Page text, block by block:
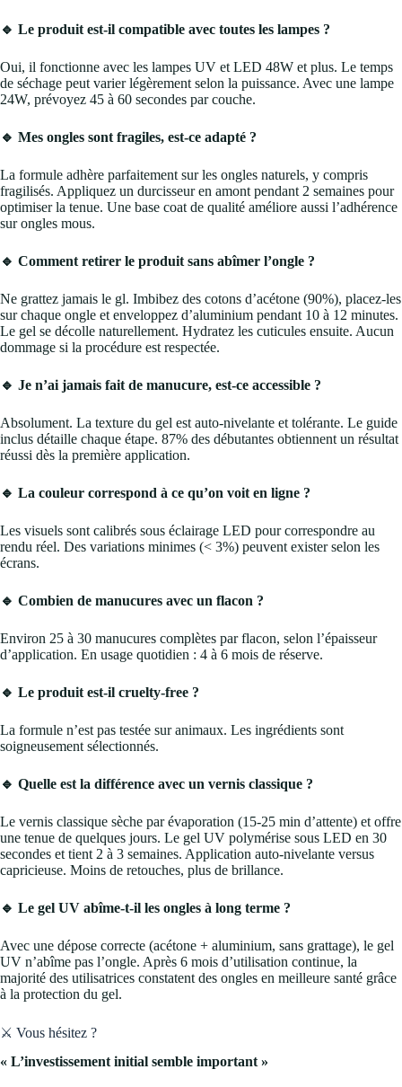
🔹 Le produit est-il compatible avec toutes les lampes ?
Oui, il fonctionne avec les lampes UV et LED 48W et plus. Le temps
de séchage peut varier légèrement selon la puissance. Avec une lampe
24W, prévoyez 45 à 60 secondes par couche.
🔹 Mes ongles sont fragiles, est-ce adapté ?
La formule adhère parfaitement sur les ongles naturels, y compris
fragilisés. Appliquez un durcisseur en amont pendant 2 semaines pour
optimiser la tenue. Une base coat de qualité améliore aussi l’adhérence
sur ongles mous.
🔹 Comment retirer le produit sans abîmer l’ongle ?
Ne grattez jamais le gl. Imbibez des cotons d’acétone (90%), placez-les
sur chaque ongle et enveloppez d’aluminium pendant 10 à 12 minutes.
Le gel se décolle naturellement. Hydratez les cuticules ensuite. Aucun
dommage si la procédure est respectée.
🔹 Je n’ai jamais fait de manucure, est-ce accessible ?
Absolument. La texture du gel est auto-nivelante et tolérante. Le guide
inclus détaille chaque étape. 87% des débutantes obtiennent un résultat
réussi dès la première application.
🔹 La couleur correspond à ce qu’on voit en ligne ?
Les visuels sont calibrés sous éclairage LED pour correspondre au
rendu réel. Des variations minimes (< 3%) peuvent exister selon les
écrans.
🔹 Combien de manucures avec un flacon ?
Environ 25 à 30 manucures complètes par flacon, selon l’épaisseur
d’application. En usage quotidien : 4 à 6 mois de réserve.
🔹 Le produit est-il cruelty-free ?
La formule n’est pas testée sur animaux. Les ingrédients sont
soigneusement sélectionnés.
🔹 Quelle est la différence avec un vernis classique ?
Le vernis classique sèche par évaporation (15-25 min d’attente) et offre
une tenue de quelques jours. Le gel UV polymérise sous LED en 30
secondes et tient 2 à 3 semaines. Application auto-nivelante versus
capricieuse. Moins de retouches, plus de brillance.
🔹 Le gel UV abîme-t-il les ongles à long terme ?
Avec une dépose correcte (acétone + aluminium, sans grattage), le gel
UV n’abîme pas l’ongle. Après 6 mois d’utilisation continue, la
majorité des utilisatrices constatent des ongles en meilleure santé grâce
à la protection du gel.
⚔️ Vous hésitez ?
« L’investissement initial semble important »